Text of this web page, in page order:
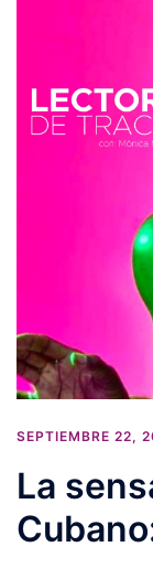
SEPTIEMBRE 22,
La